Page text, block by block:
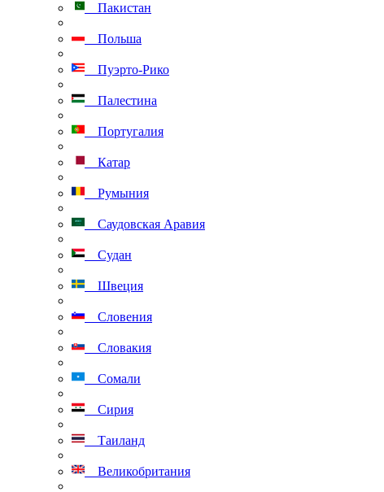
Пакистан
Польша
Пуэрто-Рико
Палестина
Португалия
Катар
Румыния
Саудовская Аравия
Судан
Швеция
Словения
Словакия
Сомали
Сирия
Таиланд
Великобритания